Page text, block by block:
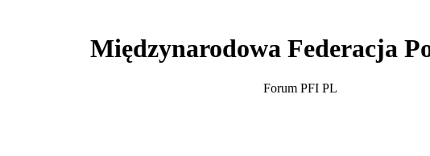
Międzynarodowa Federacja
Forum PFI PL